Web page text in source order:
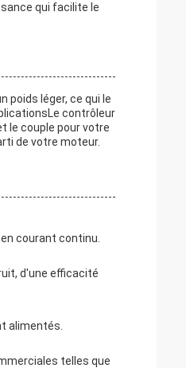
qui facilite le
poids léger, ce qui le
contrôleur
le couple pour votre
de votre moteur.
courant continu.
d'une efficacité
alimentés.
telles que